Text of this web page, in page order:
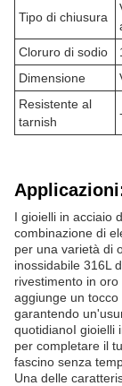
Tipo di chiusura
Cloruro di sodio
Dimensione
Resistente al
tarnish
I gioielli in acciaio
combinazione di
per una varietà di
inossidabile 316L
rivestimento in
aggiunge un tocco
garantendo
quotidianoI gioielli
per completare il
fascino senza
Una delle